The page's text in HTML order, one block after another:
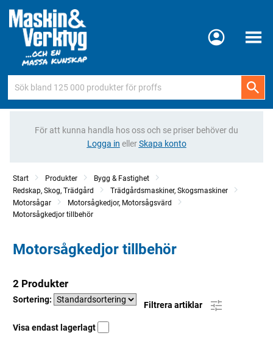
Meny
För att kunna handla hos oss och se priser behöver du
Logga in ellerSkapa konto
Start Produkter
Bygg & Fastighet
Redskap, Skog, Trädgård
Trädgårdsmaskiner, Skogsmaskiner
Motorsågar
Motorsågkedjor, Motorsågsvärd
Motorsågkedjor tillbehör
Motorsågkedjor tillbehör
2 Produkter
Sortering:
Filtrera artiklar
Visa endast lagerlagt